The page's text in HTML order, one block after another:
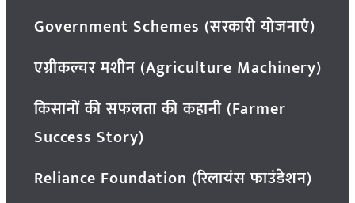
Government Schemes (सरकारी योजनाएं)
एग्रीकल्चर मशीन (Agriculture Machinery)
किसानों की सफलता की कहानी (Farmer
Success Story)
Reliance Foundation (रिलायंस फाउंडेशन)